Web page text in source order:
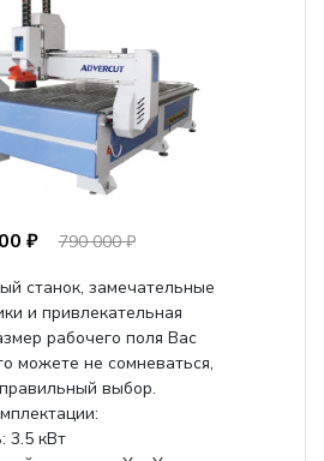
₽
790 000 ₽
станок, замечательные
и привлекательная
рабочего поля Вас
можете не сомневаться,
выбор.
кВт